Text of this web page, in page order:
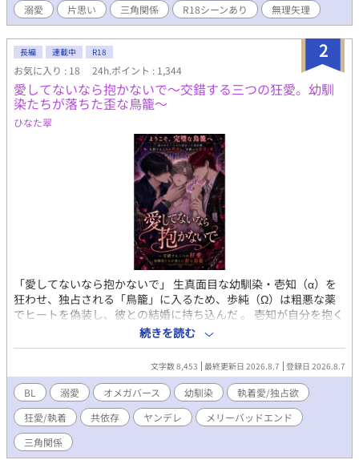
溺愛
片思い 三角関係 R18シーンあり 無理矢理
2
長編 連載中 R18
お気に入り : 18 24h.ポイント : 1,344
愛してないなら抱かないで〜交錯する三つの狂愛。幼馴
染たちが落ちた歪な鳥籠〜
ひなた翠
「愛してないなら抱かないで」 生真面目な幼馴染・壱知（α）を
狂わせ、独占される「鳥籠」に入るため、歩純（Ω）は粗悪な薬
でヒートを偽装し、彼との結婚に持ち込んだ 。 壱知が自分を抱く
のは番の義務だから。ただそれだけ――。 「愛してないら抱かな
いで」と告げ、他の男の影をちらつかせて嫉妬を誘う歩純 。目論
見通り、壱知は歩純を24時間監視下に置く狂気の夫へと変貌する
。 ――しかし、罠を仕掛けていたのは歩純だけではなかった。 壱
知は歩純の自作自演をすべて知った上で「狂った夫」を演じ切
る、底知れない執着を抱えたスパダリだった 。さらに、裏で糸を
引いていた主治医の理士にも、恐るべき秘密と異常な狂気が隠さ
れていて…… 。 交錯する三つの狂愛 。一番狂っているのは誰なの
か？ 嘘と執着に塗れた、予測不能のサイコサスペンス・オメガバ
続きを読む
文字数 8,453 最終更新日 2026.8.7 登録日 2026.8.7
BL 溺愛 オメガバース 幼馴染
執着愛/独占欲
狂愛/執着
共依存 ヤンデレ
メリーバッドエンド
三角関係